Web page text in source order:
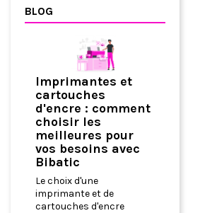
BLOG
Comment
Optimiser Votre
Bureau à Domicile
avec du Matériel
Informatique de
Qualité
Votre Bureau à Domicile
avec du Matériel